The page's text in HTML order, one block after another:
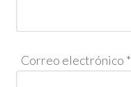
Correo electrónico *